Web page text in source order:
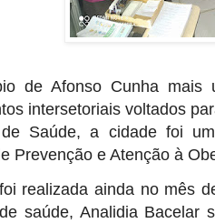
de Afonso Cunha
intersetoriais voltados
de Saúde, a cidade foi
Prevenção e Atenção à
realizada ainda no mês
saúde, Analidia